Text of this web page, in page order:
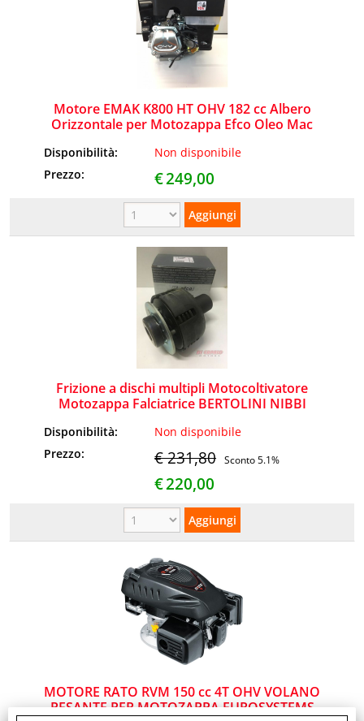
Motore EMAK K800 HT OHV 182 cc Albero
Orizzontale per Motozappa Efco Oleo Mac
Disponibilità:
Non disponibile
Prezzo:
€249,00
Frizione a dischi multipli Motocoltivatore
Motozappa Falciatrice BERTOLINI NIBBI
Disponibilità:
Non disponibile
Prezzo:
€ 231,80 Sconto 5.1%
€220,00
MOTORE RATO RVM 150 cc 4T OHV VOLANO
PESANTE PER MOTOZAPPA EUROSYSTEMS